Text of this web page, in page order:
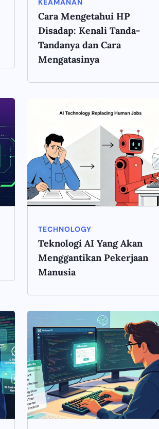
KEAMANAN
Cara Mengetahui HP
Disadap: Kenali Tanda-
Tandanya dan Cara
Mengatasinya
TECHNOLOGY
Teknologi AI Yang Akan
Menggantikan Pekerjaan
Manusia